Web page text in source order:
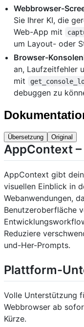
Webbrowser-
Sie Ihrer KI, die
Web-App mit
um Layout- oder
Browser-
an, Laufzeitfehler
mit
debuggen zu
Übersetzung Original
AppContext
AppContext gibt
visuellen Einblick in
Webanwendungen,
Benutzeroberfläche
Reduziere
und-Her-Prompts.
Plattform-
Volle Unterstützung
Webbrowser ab
Kürze.